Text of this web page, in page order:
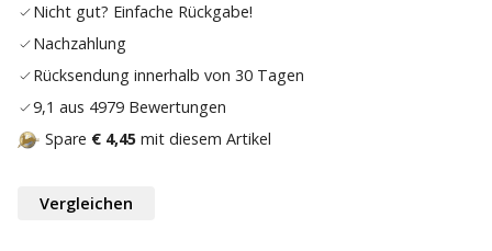
Nicht gut? Einfache Rückgabe!
Nachzahlung
Rücksendung innerhalb von 30 Tagen
9,1 aus 4979 Bewertungen
Spare € 4,45 mit diesem Artikel
Vergleichen